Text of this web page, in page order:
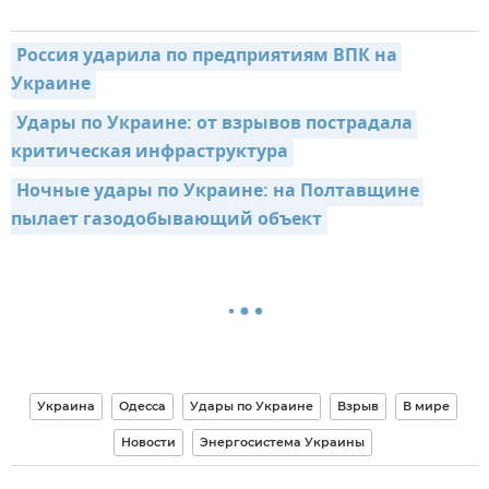
Россия ударила по предприятиям ВПК на
Украине
Удары по Украине: от взрывов пострадала
критическая инфраструктура
Ночные удары по Украине: на Полтавщине
пылает газодобывающий объект
Украина Одесса Удары по Украине Взрыв В мире
Новости Энергосистема Украины